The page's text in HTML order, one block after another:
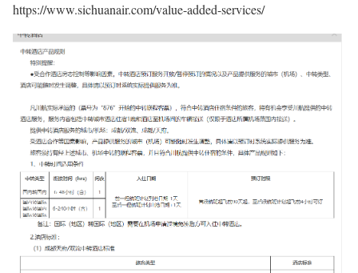
https://www.sichuanair.com/value-added-services/